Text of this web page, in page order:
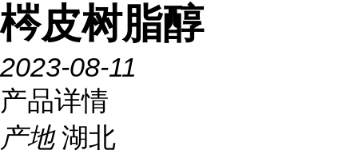
梣皮树脂醇
2023-08-11
产品详情
产地 湖北